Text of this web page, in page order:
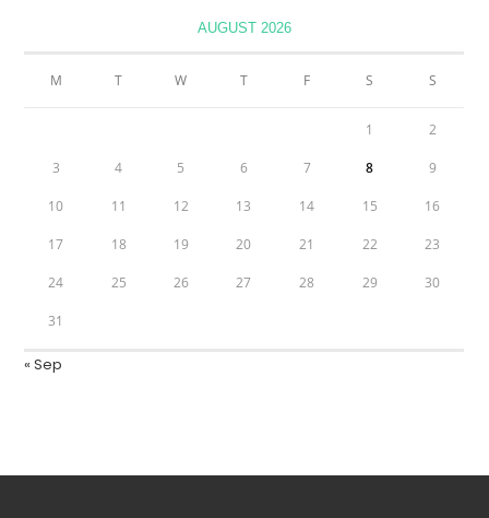
AUGUST 2026
M T W T F S S
1 2
3 4 5 6 7 8 9
10 11 12 13 14 15 16
17 18 19 20 21 22 23
24 25 26 27 28 29 30
31
« Sep